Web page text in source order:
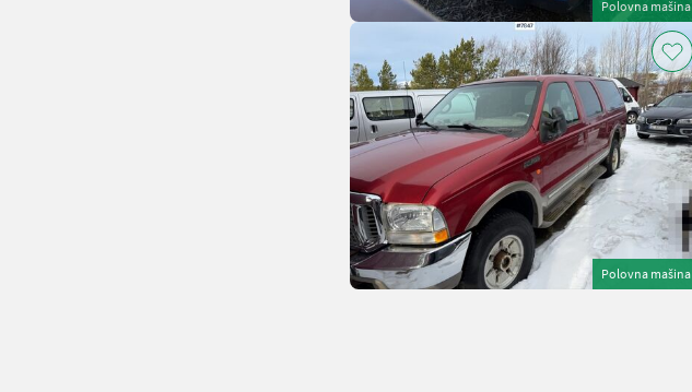
Polovna mašina
Polovna mašina